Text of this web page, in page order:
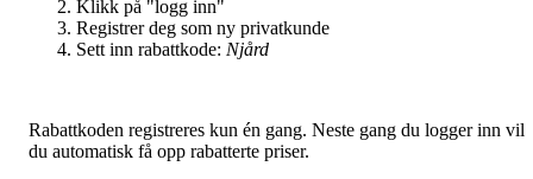
Klikk på "logg inn"
Registrer deg som ny privatkunde
Sett inn rabattkode: Njård
Rabattkoden registreres kun én gang. Neste gang du logger inn vil
du automatisk få opp rabatterte priser.